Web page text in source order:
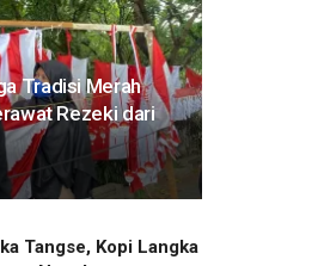
Tradisi Merah
Rezeki dari
Tangse, Kopi Langka